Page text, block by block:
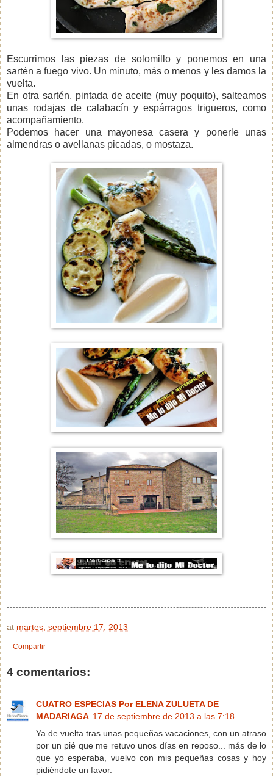
Escurrimos las piezas de solomillo y ponemos en una
sartén a fuego vivo. Un minuto, más o menos y les damos la
vuelta.
En otra sartén, pintada de aceite (muy poquito), salteamos
unas rodajas de calabacín y espárragos trigueros, como
acompañamiento.
Podemos hacer una mayonesa casera y ponerle unas
almendras o avellanas picadas, o mostaza.
at martes, septiembre 17, 2013
Compartir
4 comentarios:
CUATRO ESPECIAS Por ELENA ZULUETA DE
MADARIAGA 17 de septiembre de 2013 a las 7:18
Ya de vuelta tras unas pequeñas vacaciones, con un atraso
por un pié que me retuvo unos días en reposo... más de lo
que yo esperaba, vuelvo con mis pequeñas cosas y hoy
pidiéndote un favor.